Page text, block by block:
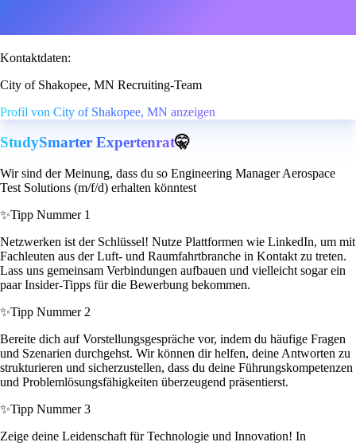
Kontaktdaten:
City of Shakopee, MN Recruiting-Team
Profil von City of Shakopee, MN anzeigen
StudySmarter Expertenrat🤫
Wir sind der Meinung, dass du so Engineering Manager Aerospace
Test Solutions (m/f/d) erhalten könntest
✨Tipp Nummer 1
Netzwerken ist der Schlüssel! Nutze Plattformen wie LinkedIn, um mit
Fachleuten aus der Luft- und Raumfahrtbranche in Kontakt zu treten.
Lass uns gemeinsam Verbindungen aufbauen und vielleicht sogar ein
paar Insider-Tipps für die Bewerbung bekommen.
✨Tipp Nummer 2
Bereite dich auf Vorstellungsgespräche vor, indem du häufige Fragen
und Szenarien durchgehst. Wir können dir helfen, deine Antworten zu
strukturieren und sicherzustellen, dass du deine Führungskompetenzen
und Problemlösungsfähigkeiten überzeugend präsentierst.
✨Tipp Nummer 3
Zeige deine Leidenschaft für Technologie und Innovation! In